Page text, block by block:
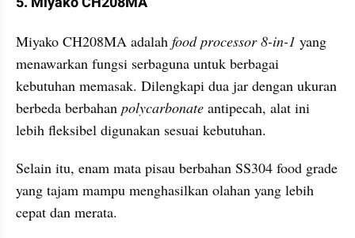
Miyako CH208MA adalah food processor 8-in-1 yang
menawarkan fungsi serbaguna untuk berbagai
kebutuhan memasak. Dilengkapi dua jar dengan ukuran
berbeda berbahan polycarbonate antipecah, alat ini
lebih fleksibel digunakan sesuai kebutuhan.
Selain itu, enam mata pisau berbahan SS304 food grade
yang tajam mampu menghasilkan olahan yang lebih
cepat dan merata.